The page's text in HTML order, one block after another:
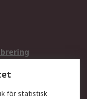
Support
för statistisk